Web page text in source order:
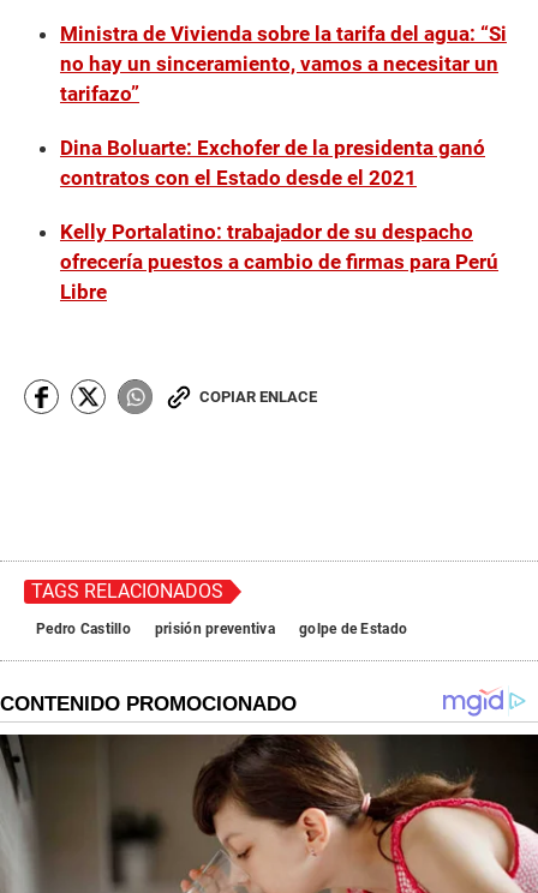
Ministra de Vivienda sobre la tarifa del agua: “Si
no hay un sinceramiento, vamos a necesitar un
tarifazo”
Dina Boluarte: Exchofer de la presidenta ganó
contratos con el Estado desde el 2021
Kelly Portalatino: trabajador de su despacho
ofrecería puestos a cambio de firmas para Perú
Libre
COPIAR ENLACE
TAGS RELACIONADOS
Pedro Castillo prisión preventiva golpe de Estado